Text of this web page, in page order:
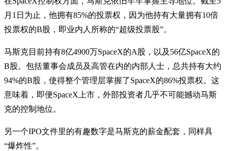
月1日为止，他拥有85%的投票权，因为他持有大量拥有10倍
投票权的B股，即业内人所称的“超级投票股”。
马斯克目前持有8亿4900万SpaceX的A股，以及56亿SpaceX的
B股。包括董事会成员及高管在内的内部人士，总共持有大约
94%的B股，使得整个管理层掌握了SpaceX的86%投票权。这
意味着，即便SpaceX上市，外部投资者几乎不可能撼动马斯
克的控制地位。
另一个IPO文件里的有趣数字是马斯克的薪金配套，同样具
“爆炸性”。